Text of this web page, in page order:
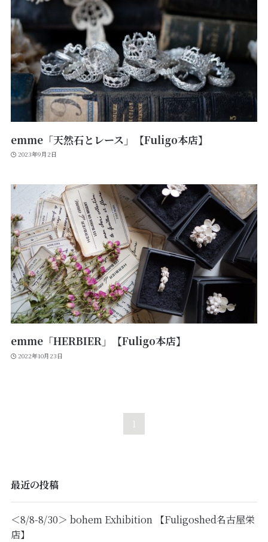
emme「天然石とレース」【Fuligo本店】
2023年9月2日
emme「HERBIER」【Fuligo本店】
2022年10月23日
1
最近の投稿
＜8/8-8/30＞ bohem Exhibition 【Fuligoshed名古屋栄
店】